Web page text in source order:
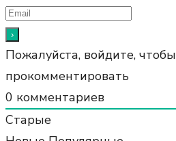
Пожалуйста, войдите, чтобы
прокомментировать
0 комментариев
Старые